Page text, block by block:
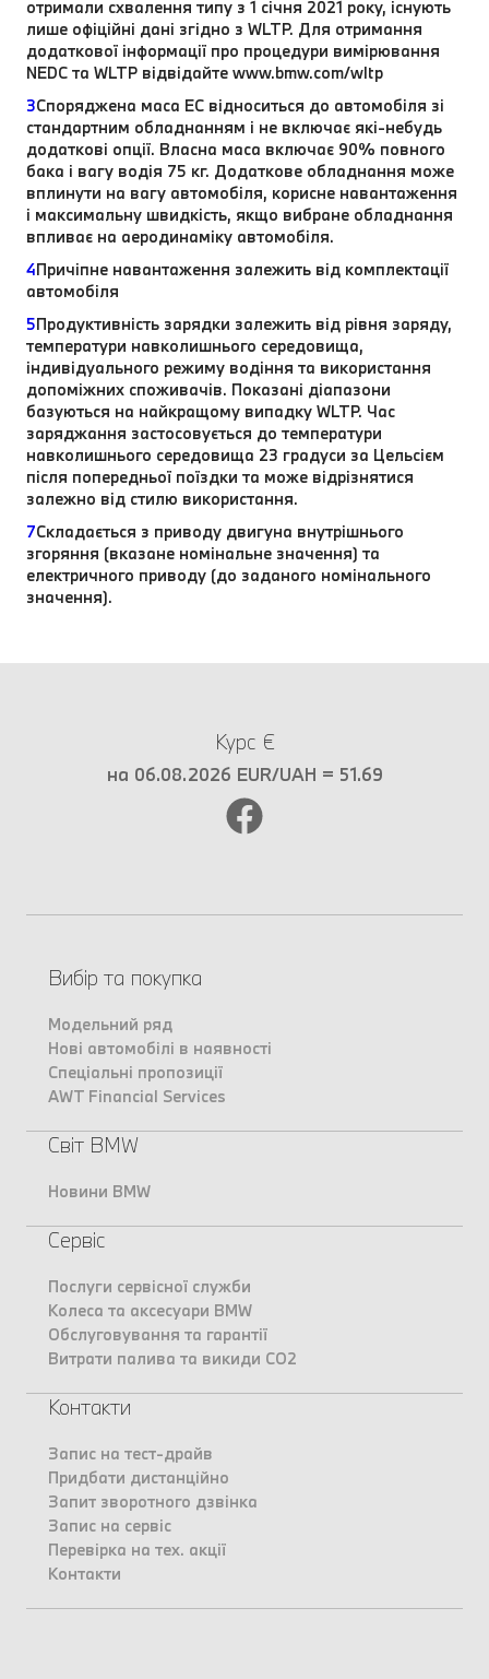
отримали схвалення типу з 1 січня 2021 року, існують
лише офіційні дані згідно з WLTP. Для отримання
додаткової інформації про процедури вимірювання
NEDC та WLTP відвідайте www.bmw.com/wltp
3Споряджена маса EC відноситься до автомобіля зі
стандартним обладнанням і не включає які-небудь
додаткові опції. Власна маса включає 90% повного
бака і вагу водія 75 кг. Додаткове обладнання може
вплинути на вагу автомобіля, корисне навантаження
і максимальну швидкість, якщо вибране обладнання
впливає на аеродинаміку автомобіля.
4Причіпне навантаження залежить від комплектації
автомобіля
5Продуктивність зарядки залежить від рівня заряду,
температури навколишнього середовища,
індивідуального режиму водіння та використання
допоміжних споживачів. Показані діапазони
базуються на найкращому випадку WLTP. Час
заряджання застосовується до температури
навколишнього середовища 23 градуси за Цельсієм
після попередньої поїздки та може відрізнятися
залежно від стилю використання.
7Складається з приводу двигуна внутрішнього
згоряння (вказане номінальне значення) та
електричного приводу (до заданого номінального
значення).
Курс €
на 06.08.2026 EUR/UAH = 51.69
Вибір та покупка
Модельний ряд
Нові автомобілі в наявності
Спеціальні пропозиції
AWT Financial Services
Світ BMW
Новини BMW
Сервіс
Послуги сервісної служби
Колеса та аксесуари BMW
Обслуговування та гарантії
Витрати палива та викиди CO2
Контакти
Запис на тест-драйв
Придбати дистанційно
Запит зворотного дзвінка
Запис на сервіс
Перевірка на тех. акції
Контакти